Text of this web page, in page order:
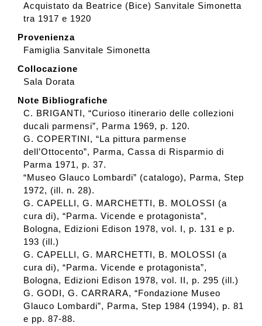
Acquistato da Beatrice (Bice) Sanvitale Simonetta
tra 1917 e 1920
Provenienza
Famiglia Sanvitale Simonetta
Collocazione
Sala Dorata
Note Bibliografiche
C. BRIGANTI, “Curioso itinerario delle collezioni
ducali parmensi”, Parma 1969, p. 120.
G. COPERTINI, “La pittura parmense
dell’Ottocento”, Parma, Cassa di Risparmio di
Parma 1971, p. 37.
“Museo Glauco Lombardi” (catalogo), Parma, Step
1972, (ill. n. 28).
G. CAPELLI, G. MARCHETTI, B. MOLOSSI (a
cura di), “Parma. Vicende e protagonista”,
Bologna, Edizioni Edison 1978, vol. I, p. 131 e p.
193 (ill.)
G. CAPELLI, G. MARCHETTI, B. MOLOSSI (a
cura di), “Parma. Vicende e protagonista”,
Bologna, Edizioni Edison 1978, vol. II, p. 295 (ill.)
G. GODI, G. CARRARA, “Fondazione Museo
Glauco Lombardi”, Parma, Step 1984 (1994), p. 81
e pp. 87-88.